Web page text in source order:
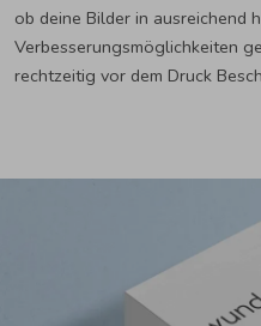
ob deine Bilder in ausreichend
Verbesserungsmöglichkeiten
rechtzeitig vor dem Druck